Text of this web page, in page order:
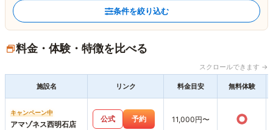
条件を絞り込む
料金・体験・特徴を比べる
スクロールできます →
施設名 リンク 料金目安 無料体験
キャンペーン中
アマゾネス西明石店
公式 予約 11,000円〜 ○